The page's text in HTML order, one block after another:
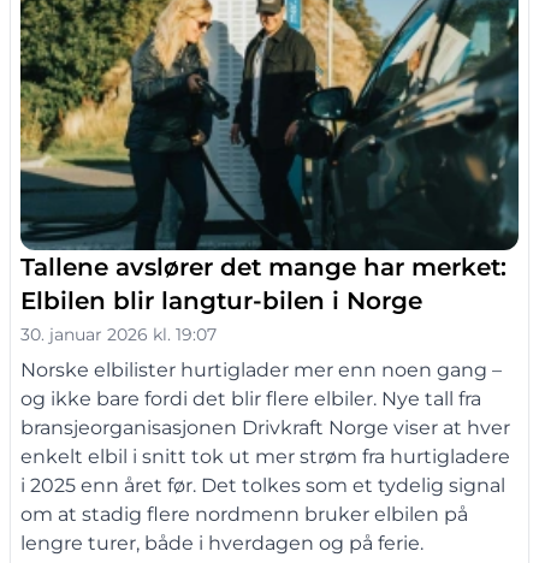
Tallene avslører det mange har merket:
Elbilen blir langtur-bilen i Norge
30. januar 2026 kl. 19:07
Norske elbilister hurtiglader mer enn noen gang –
og ikke bare fordi det blir flere elbiler. Nye tall fra
bransjeorganisasjonen Drivkraft Norge viser at hver
enkelt elbil i snitt tok ut mer strøm fra hurtigladere
i 2025 enn året før. Det tolkes som et tydelig signal
om at stadig flere nordmenn bruker elbilen på
lengre turer, både i hverdagen og på ferie.